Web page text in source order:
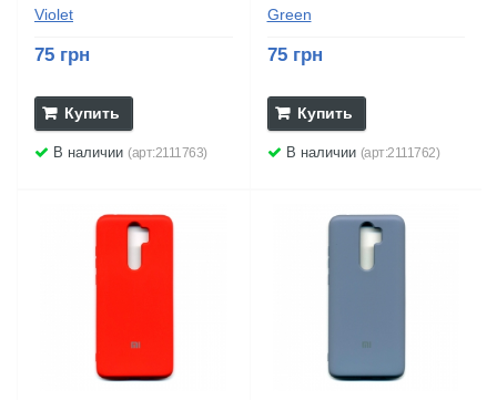
Violet
75 грн
Купить
В наличии (арт:2111763)
Green
75 грн
Купить
В наличии (арт:2111762)